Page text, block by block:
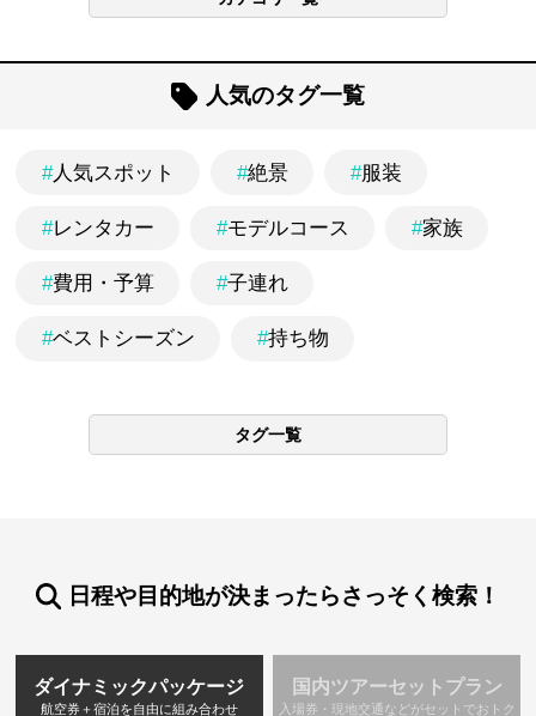
人気のタグ一覧
#人気スポット #絶景 #服装
#レンタカー #モデルコース #家族
#費用・予算 #子連れ
#ベストシーズン #持ち物
タグ一覧
日程や目的地が決まったらさっそく検索！
ダイナミックパッケージ
航空券＋宿泊を自由に組み合わせ
国内ツアーセットプラン
入場券・現地交通などがセットでおトク